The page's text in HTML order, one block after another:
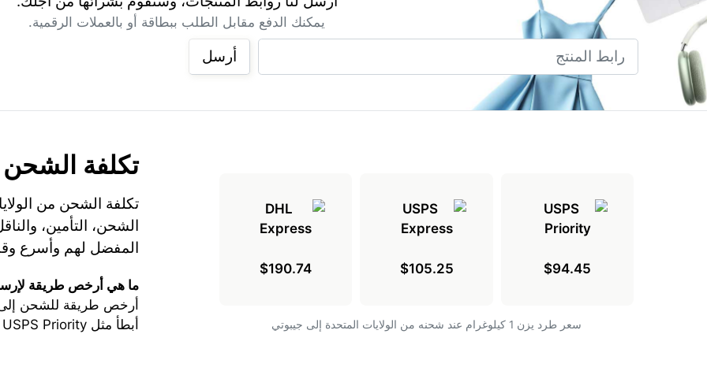
يمكنك الدفع مقابل الطلب ببطاقة أو بالعملات الرقمية.
أرسل
تكلفة
تكلفة الشحن من
المفضل لهم وأسرع
ما هي أرخص طريقة
أرخص طريقة للشحن إلى
أبطأ مثل USPS Priority أو USPS Express.
$94.45
$105.25
$190.74
سعر طرد يزن 1 كيلوغرام عند شحنه من الولايات المتحدة إلى جيبوتي